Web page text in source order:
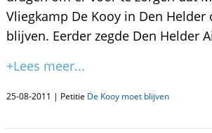
Vliegkamp De Kooy in Den Helder
blijven. Eerder zegde Den Helder
+Lees meer...
25-08-2011 | Petitie De Kooy moet blijven